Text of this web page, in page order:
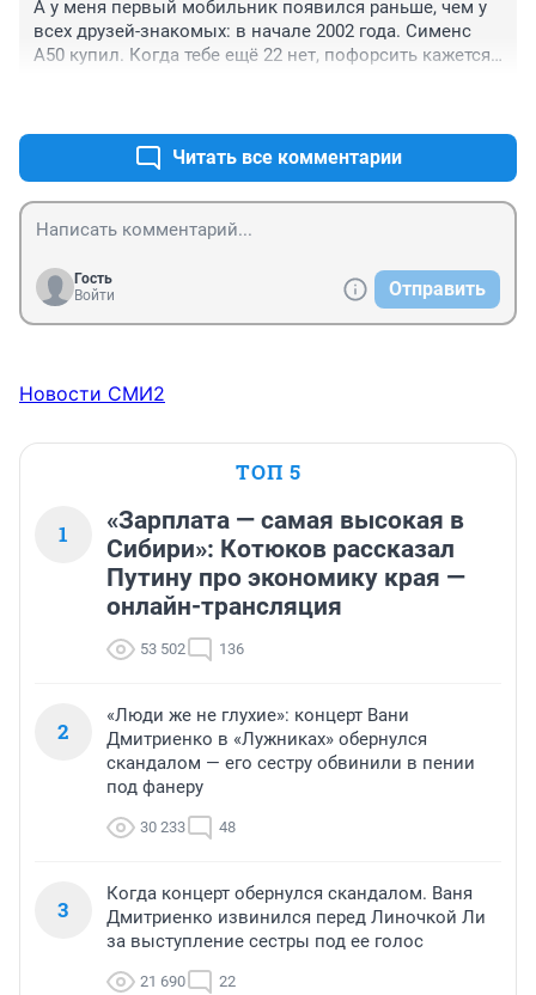
кричали в трубу ,,алло,, и с торжествующим видом
смотрели на окружающих 👍😄На Севере края
мобильная связь появилась только в 2002
устарел....😉до сих хранится у приятеля как память о
А у меня первый мобильник появился раньше, чем у
всех друзей-знакомых: в начале 2002 года. Сименс
А50 купил. Когда тебе ещё 22 нет, пофорсить кажется
Читать все комментарии
Гость
Войти
Отправить
Новости СМИ2
ТОП 5
1
«Зарплата — самая высокая в
Сибири»: Котюков рассказал
Путину про экономику края —
онлайн-трансляция
53 502 136
2
«Люди же не глухие»: концерт Вани
Дмитриенко в «Лужниках» обернулся
скандалом — его сестру обвинили в пении
под фанеру
30 233 48
3
Когда концерт обернулся скандалом. Ваня
Дмитриенко извинился перед Линочкой Ли
за выступление сестры под ее голос
21 690 22